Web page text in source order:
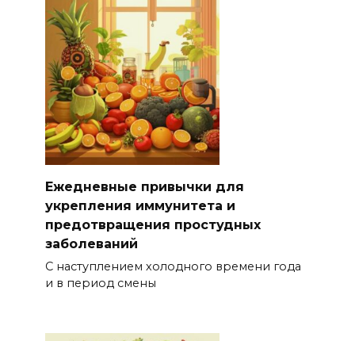
Ежедневные привычки для
укрепления иммунитета и
предотвращения простудных
заболеваний
С наступлением холодного времени года
и в период смены